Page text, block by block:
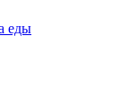
еды